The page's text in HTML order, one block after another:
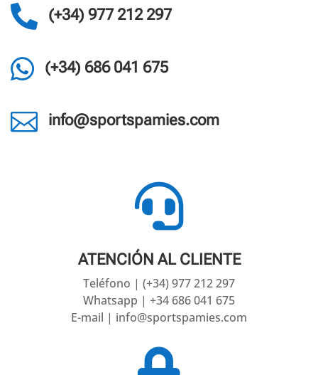
 (+34) 977 212 297
 (+34) 686 041 675
 info@sportspamies.com

ATENCIÓN AL CLIENTE
Teléfono | (+34) 977 212 297
Whatsapp | +34 686 041 675
E-mail | info@sportspamies.com